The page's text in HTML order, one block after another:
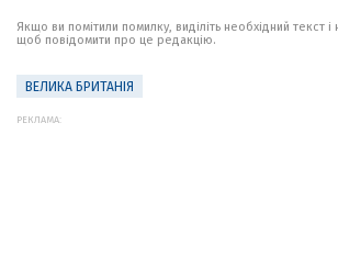
Якщо ви помітили помилку, виділіть необхідний текст і
щоб повідомити про це редакцію.
ВЕЛИКА БРИТАНІЯ
РЕКЛАМА: